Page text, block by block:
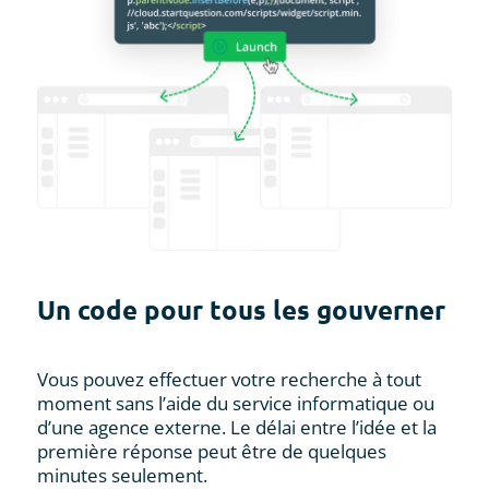
Un code pour tous les gouverner
Vous pouvez effectuer votre recherche à tout
moment sans l’aide du service informatique ou
d’une agence externe. Le délai entre l’idée et la
première réponse peut être de quelques
minutes seulement.